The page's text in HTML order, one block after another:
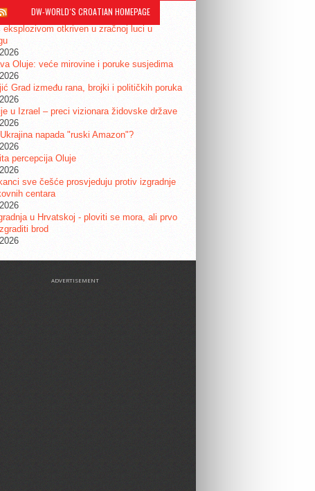
DW-WORLD´S CROATIAN HOMEPAGE
eksplozivom otkriven u zračnoj luci u
Oluje: veće mirovine i poruke susjedima
Grad između rana, brojki i političkih poruka
u Izrael – preci vizionara židovske države
napada "ruski Amazon"?
percepcija Oluje
sve češće prosvjeduju protiv izgradnje
centara
u Hrvatskoj - ploviti se mora, ali prvo
brod
ADVERTISEMENT